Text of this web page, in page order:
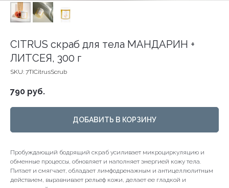
CITRUS скраб для тела МАНДАРИН +
ЛИТСЕЯ, 300 г
SKU: 7TICitrusScrub
790 руб.
ДОБАВИТЬ В КОРЗИНУ
Пробуждающий бодрящий скраб усиливает микроциркуляцию и
обменные процессы, обновляет и наполняет энергией кожу тела.
Питает и смягчает, обладает лимфодренажным и антицеллюлитным
действием, выравнивает рельеф кожи, делает ее гладкой и